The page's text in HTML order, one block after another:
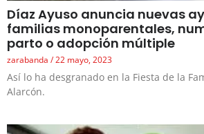
Díaz Ayuso anuncia nuevas
familias monoparentales,
parto o adopción múltiple
zarabanda 22 mayo, 2023
Así lo ha desgranado en la Fiesta de la
Alarcón.